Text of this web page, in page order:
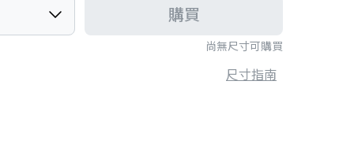
尚無尺寸可購買
購買
尺寸指南